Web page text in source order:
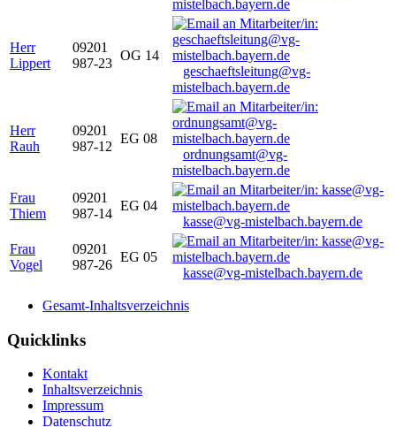
mistelbach.bayern.de
Herr
Lippert
09201
987-23
OG 14
geschaeftsleitung@vg-
mistelbach.bayern.de
Herr
Rauh
09201
987-12
EG 08
ordnungsamt@vg-
mistelbach.bayern.de
Frau
Thiem
09201
987-14
EG 04
kasse@vg-mistelbach.bayern.de
Frau
Vogel
09201
987-26
EG 05
kasse@vg-mistelbach.bayern.de
Gesamt-Inhaltsverzeichnis
Quicklinks
Kontakt
Inhaltsverzeichnis
Impressum
Datenschutz